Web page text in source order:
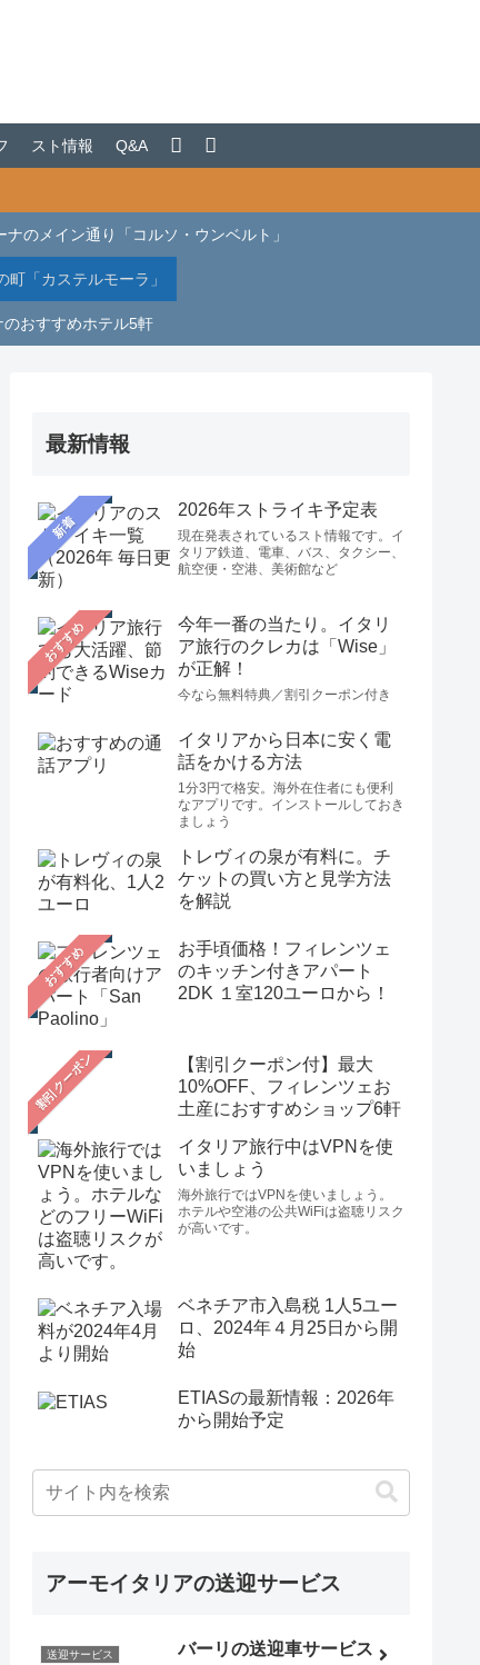
スト情報 Q&A
ナのメイン通り「コルソ・ウンベルト」
町「カステルモーラ」
のおすすめホテル5軒
最新情報
新着
2026年ストライキ予定表
現在発表されているスト情報です。イ
タリア鉄道、電車、バス、タクシー、
航空便・空港、美術館など
おすすめ
今年一番の当たり。イタリ
ア旅行のクレカは「Wise」
が正解！
今なら無料特典／割引クーポン付き
イタリアから日本に安く電
話をかける方法
1分3円で格安。海外在住者にも便利
なアプリです。インストールしておき
ましょう
トレヴィの泉が有料に。チ
ケットの買い方と見学方法
を解説
おすすめ
お手頃価格！フィレンツェ
のキッチン付きアパート
2DK １室120ユーロから！
【割引クーポン付】最大
10%OFF、フィレンツェお
土産におすすめショップ6軒
イタリア旅行中はVPNを使
いましょう
海外旅行ではVPNを使いましょう。
ホテルや空港の公共WiFiは盗聴リスク
が高いです。
ベネチア市入島税 1人5ユー
ロ、2024年４月25日から開
始
ETIASの最新情報：2026年
から開始予定
アーモイタリアの送迎サービス
送迎サービス バーリの送迎車サービス